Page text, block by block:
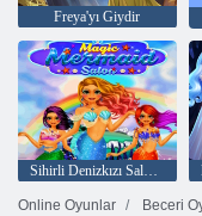
Freya'yı Giydir
Online Oyunlar
Beceri